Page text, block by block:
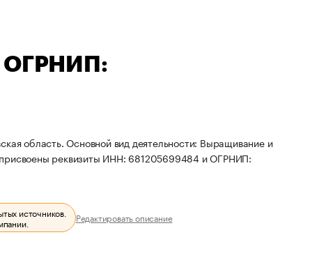
ОГРНИП:
область. Основной вид деятельности: Выращивание и
присвоены реквизиты ИНН: 681205699484 и ОГРНИП:
источников.
Редактировать описание